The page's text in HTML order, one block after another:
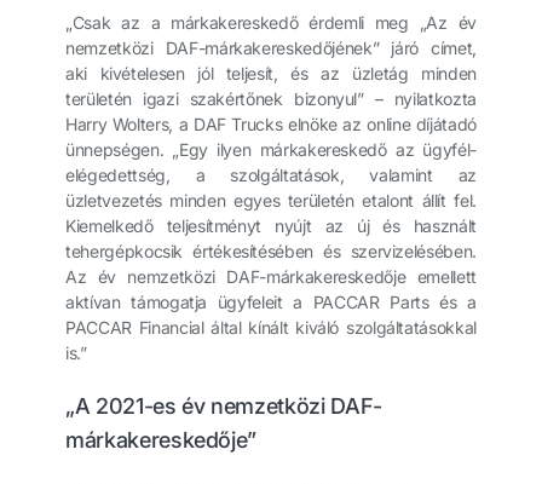
„Csak az a márkakereskedő érdemli meg „Az év
nemzetközi DAF-márkakereskedőjének” járó címet,
aki kivételesen jól teljesít, és az üzletág minden
területén igazi szakértőnek bizonyul” – nyilatkozta
Harry Wolters, a DAF Trucks elnöke az online díjátadó
ünnepségen. „Egy ilyen márkakereskedő az ügyfél-
elégedettség, a szolgáltatások, valamint az
üzletvezetés minden egyes területén etalont állít fel.
Kiemelkedő teljesítményt nyújt az új és használt
tehergépkocsik értékesítésében és szervizelésében.
Az év nemzetközi DAF-márkakereskedője emellett
aktívan támogatja ügyfeleit a PACCAR Parts és a
PACCAR Financial által kínált kiváló szolgáltatásokkal
is.”
„A 2021-es év nemzetközi DAF-
márkakereskedője”